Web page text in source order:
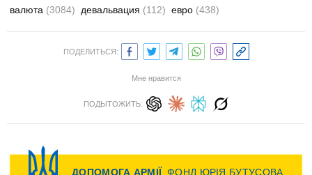
валюта (3084) девальвация (112) евро (438)
ПОДЕЛИТЬСЯ:
Мне нравится
ПОДЫТОЖИТЬ: